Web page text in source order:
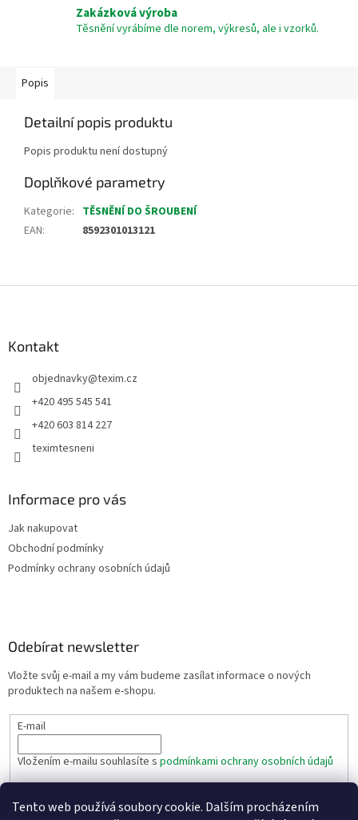
Tento web používá soubory cookie. Dalším procházením
Zakázková výroba
Těsnění vyrábíme dle norem, výkresů, ale i vzorků.
Popis
Detailní popis produktu
Popis produktu není dostupný
Doplňkové parametry
Kategorie: TĚSNĚNÍ DO ŠROUBENÍ
EAN: 8592301013121
Kontakt
objednavky@texim.cz
+420 495 545 541
+420 603 814 227
teximtesneni
Informace pro vás
Jak nakupovat
Obchodní podmínky
Podmínky ochrany osobních údajů
Odebírat newsletter
Vložte svůj e-mail a my vám budeme zasílat informace o nových
produktech na našem e-shopu.
E-mail
Vložením e-mailu souhlasíte s podmínkami ochrany osobních údajů
PŘIHLÁSIT SE